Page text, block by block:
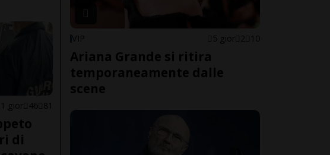
1 gior 46 81
di
VIP 5 gior 2 10
Ariana Grande si ritira
temporaneamente dalle
scene